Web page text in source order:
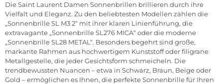
Die Saint Laurent Damen Sonnenbrillen brillieren durch ihre
Vielfalt und Eleganz. Zu den beliebtesten Modellen zählen die
„Sonnenbrille SL M3 2“ mit ihrer klaren Linienführung, die
extravagante „Sonnenbrille SL276 MICA“ oder die moderne
„Sonnenbrille SL28 METAL“. Besonders begehrt sind große,
markante Rahmen aus hochwertigem Kunststoff oder filigrane
Metallgestelle, die jeder Gesichtsform schmeicheln. Die
trendbewussten Nuancen – etwa in Schwarz, Braun, Beige oder
Gold – ermöglichen es Ihnen, die perfekte Sonnenbrille für Ihren